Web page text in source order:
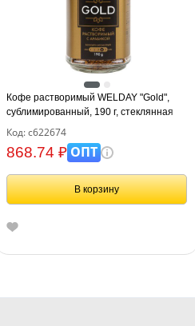
Кофе растворимый WELDAY "Gold",
сублимированный, 190 г, стеклянная
банка, 622674
Код: с622674
868.74 ₽ОПТ
В корзину